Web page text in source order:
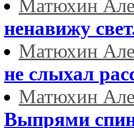
Матюхин
ненавижу
Матюхин
не слыхал
Матюхин
Выпрями